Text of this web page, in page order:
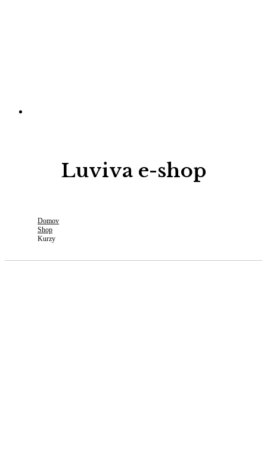
Luviva e-shop
Domov
Shop
Kurzy